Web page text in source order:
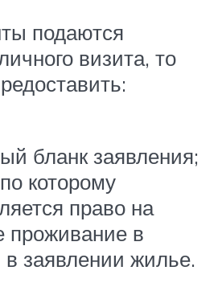
подаются
визита, то
бланк заявления;
которому
право на
проживание в
в заявлении жилье.